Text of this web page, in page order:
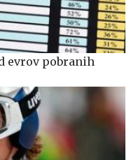
evrov pobranih